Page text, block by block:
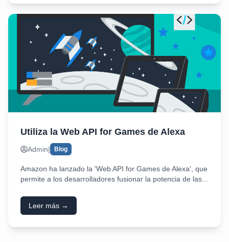
Utiliza la Web API for Games de Alexa
Admin| Blog
Amazon ha lanzado la 'Web API for Games de Alexa', que
permite a los desarrolladores fusionar la potencia de las...
Leer más →